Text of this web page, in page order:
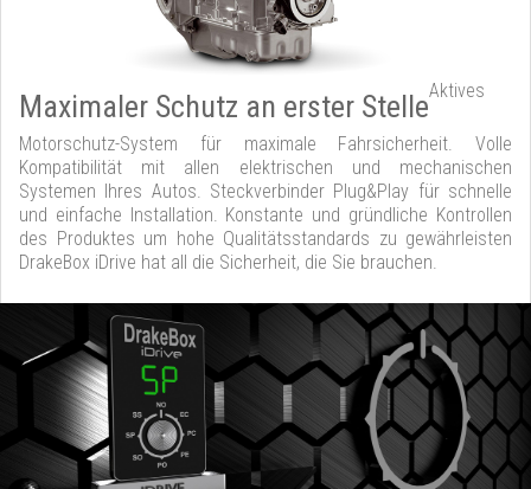
Maximaler Schutz an erster StelleAktives
Motorschutz-System für maximale Fahrsicherheit. Volle
Kompatibilität mit allen elektrischen und mechanischen
Systemen Ihres Autos. Steckverbinder Plug&Play für schnelle
und einfache Installation. Konstante und gründliche Kontrollen
des Produktes um hohe Qualitätsstandards zu gewährleisten
DrakeBox iDrive hat all die Sicherheit, die Sie brauchen.